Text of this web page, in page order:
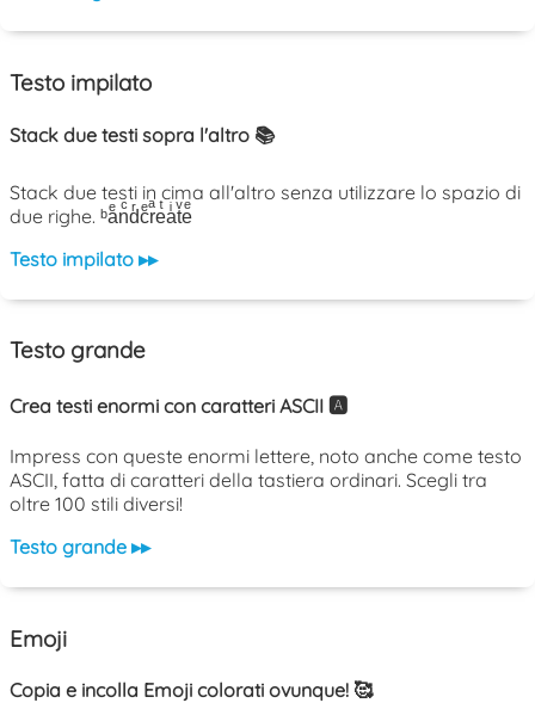
Testo impilato
Stack due testi sopra l'altro 📚
Stack due testi in cima all'altro senza utilizzare lo spazio di
due righe. ᵇaͤnͨdͬcͤrͣeͭaͥtͮeͤ
Testo impilato ▸▸
Testo grande
Crea testi enormi con caratteri ASCII 🅰️
Impress con queste enormi lettere, noto anche come testo
ASCII, fatta di caratteri della tastiera ordinari. Scegli tra
oltre 100 stili diversi!
Testo grande ▸▸
Emoji
Copia e incolla Emoji colorati ovunque! 🥰